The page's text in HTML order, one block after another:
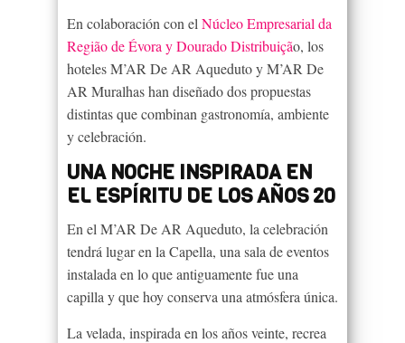
En colaboración con el Núcleo Empresarial da
Região de Évora y Dourado Distribuição, los
hoteles M’AR De AR Aqueduto y M’AR De
AR Muralhas han diseñado dos propuestas
distintas que combinan gastronomía, ambiente
y celebración.
UNA NOCHE INSPIRADA EN
EL ESPÍRITU DE LOS AÑOS 20
En el M’AR De AR Aqueduto, la celebración
tendrá lugar en la Capella, una sala de eventos
instalada en lo que antiguamente fue una
capilla y que hoy conserva una atmósfera única.
La velada, inspirada en los años veinte, recrea